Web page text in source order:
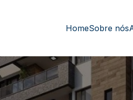
HomeSobre nós